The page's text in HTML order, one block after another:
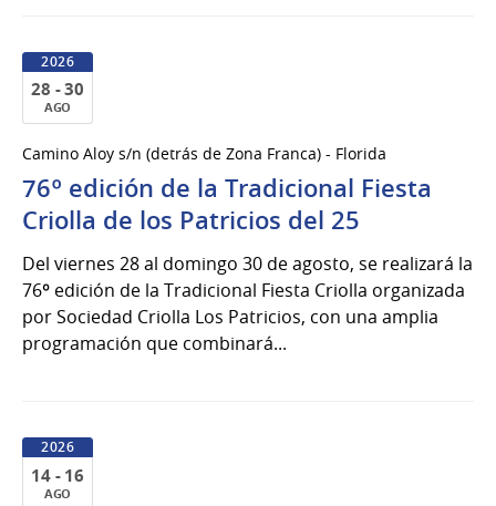
2026
28 - 30
AGO
al
30
de
del
2026
Camino Aloy s/n (detrás de Zona Franca) - Florida
76º edición de la Tradicional Fiesta
Criolla de los Patricios del 25
Del viernes 28 al domingo 30 de agosto, se realizará la
76º edición de la Tradicional Fiesta Criolla organizada
por Sociedad Criolla Los Patricios, con una amplia
programación que combinará...
2026
14 - 16
AGO